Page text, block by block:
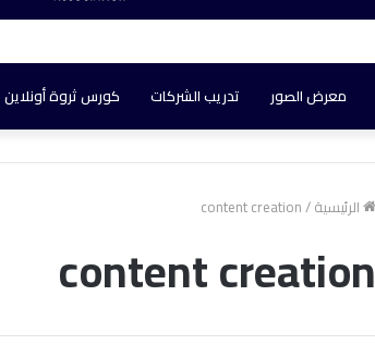
معرض الصور تدريب الشركات كورس ثروة أونلاين
الرئيسية/
content creation
content creation